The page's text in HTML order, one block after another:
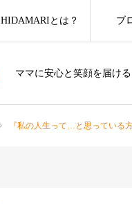
ママに安心と笑顔を届ける
HIDAMARIとは？ ブ
『私の人生って…と思ってい